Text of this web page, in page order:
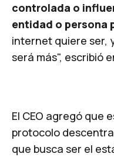
controlada o
entidad o persona
internet quiere ser,
será más", escribió
​El CEO agregó que
protocolo
que busca ser el